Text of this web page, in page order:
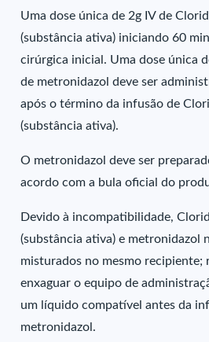
Uma dose única de 2g IV de
(substância ativa) iniciando 60
cirúrgica inicial. Uma dose única
de metronidazol deve ser
após o término da infusão de
(substância ativa).
O metronidazol deve ser
acordo com a bula oficial do
Devido à incompatibilidade,
(substância ativa) e metronidazol
misturados no mesmo recipiente;
enxaguar o equipo de
um líquido compatível antes da
metronidazol.